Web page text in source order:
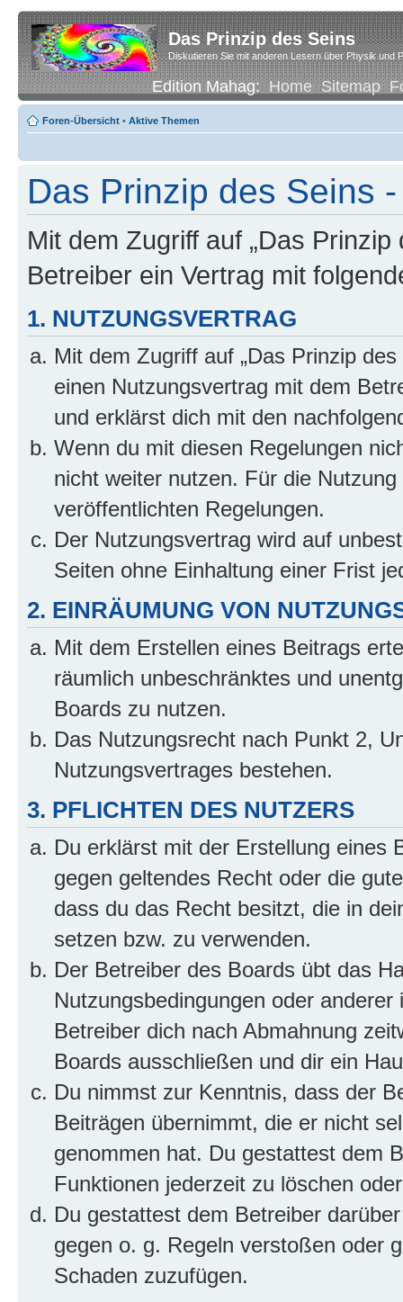
Das Prinzip des Seins
Diskutieren Sie mit anderen Lesern über Physik und
Edition Mahag:Home Sitemap
Foren-Übersicht • Aktive Themen
Das Prinzip des Seins
Mit dem Zugriff auf „Das
Betreiber ein Vertrag mit
1. NUTZUNGSVERTRAG
Mit dem Zugriff auf „Das Prinzip
einen Nutzungsvertrag mit dem
und erklärst dich mit den
Wenn du mit diesen Regelungen
nicht weiter nutzen. Für die
veröffentlichten Regelungen.
Der Nutzungsvertrag wird auf
Seiten ohne Einhaltung einer Frist
2. EINRÄUMUNG VON
Mit dem Erstellen eines Beitrags
räumlich unbeschränktes und
Boards zu nutzen.
Das Nutzungsrecht nach Punkt 2,
Nutzungsvertrages bestehen.
3. PFLICHTEN DES NUTZERS
Du erklärst mit der Erstellung eines
gegen geltendes Recht oder die
dass du das Recht besitzt, die in
setzen bzw. zu verwenden.
Der Betreiber des Boards übt das
Nutzungsbedingungen oder
Betreiber dich nach Abmahnung
Boards ausschließen und dir ein
Du nimmst zur Kenntnis, dass der
Beiträgen übernimmt, die er nicht
genommen hat. Du gestattest dem
Funktionen jederzeit zu löschen
Du gestattest dem Betreiber
gegen o. g. Regeln verstoßen oder
Schaden zuzufügen.